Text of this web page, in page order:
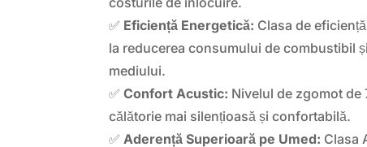
✅ Eficiență Energetică: Clasa de
la reducerea consumului de combustibil
mediului.
✅Confort Acustic: Nivelul de zgomot de
călătorie mai silențioasă și confortabilă.
✅ Aderență Superioară pe Umed: Clasa